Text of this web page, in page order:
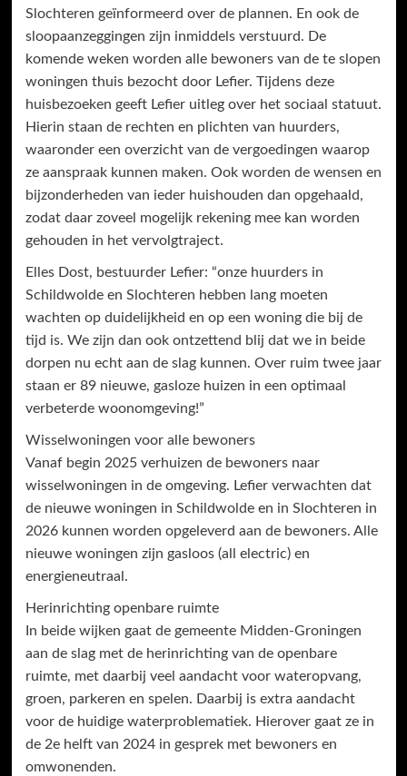
Slochteren geïnformeerd over de plannen. En ook de
sloopaanzeggingen zijn inmiddels verstuurd. De
komende weken worden alle bewoners van de te slopen
woningen thuis bezocht door Lefier. Tijdens deze
huisbezoeken geeft Lefier uitleg over het sociaal statuut.
Hierin staan de rechten en plichten van huurders,
waaronder een overzicht van de vergoedingen waarop
ze aanspraak kunnen maken. Ook worden de wensen en
bijzonderheden van ieder huishouden dan opgehaald,
zodat daar zoveel mogelijk rekening mee kan worden
gehouden in het vervolgtraject.
Elles Dost, bestuurder Lefier: “onze huurders in
Schildwolde en Slochteren hebben lang moeten
wachten op duidelijkheid en op een woning die bij de
tijd is. We zijn dan ook ontzettend blij dat we in beide
dorpen nu echt aan de slag kunnen. Over ruim twee jaar
staan er 89 nieuwe, gasloze huizen in een optimaal
verbeterde woonomgeving!”
Wisselwoningen voor alle bewoners
Vanaf begin 2025 verhuizen de bewoners naar
wisselwoningen in de omgeving. Lefier verwachten dat
de nieuwe woningen in Schildwolde en in Slochteren in
2026 kunnen worden opgeleverd aan de bewoners. Alle
nieuwe woningen zijn gasloos (all electric) en
energieneutraal.
Herinrichting openbare ruimte
In beide wijken gaat de gemeente Midden-Groningen
aan de slag met de herinrichting van de openbare
ruimte, met daarbij veel aandacht voor wateropvang,
groen, parkeren en spelen. Daarbij is extra aandacht
voor de huidige waterproblematiek. Hierover gaat ze in
de 2e helft van 2024 in gesprek met bewoners en
omwonenden.